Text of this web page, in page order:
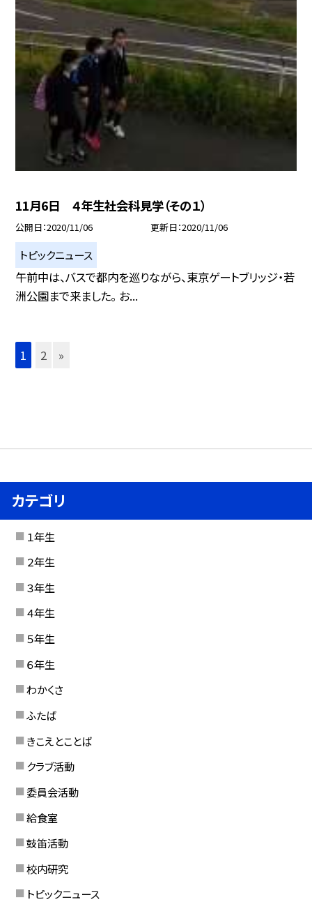
11月6日 ４年生社会科見学（その１）
公開日 2020/11/06 更新日 2020/11/06
トピックニュース
午前中は、バスで都内を巡りながら、東京ゲートブリッジ・若
洲公園まで来ました。 お...
1 2 »
カテゴリ
１年生
２年生
３年生
４年生
５年生
６年生
わかくさ
ふたば
きこえとことば
クラブ活動
委員会活動
給食室
鼓笛活動
校内研究
トピックニュース